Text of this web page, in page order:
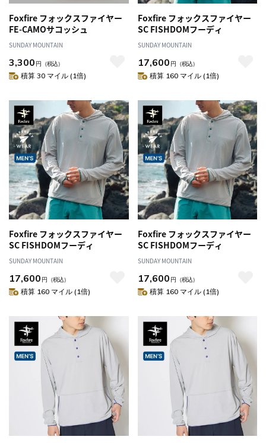
Foxfire フォックスファイヤー
FE-CAMOサコッシュ
SUNDAY MOUNTAIN
3,300 円 （税込）
積算 30 マイル (1倍)
Foxfire フォックスファイヤー
SC FISHDOMフーディ
SUNDAY MOUNTAIN
17,600 円 （税込）
積算 160 マイル (1倍)
Foxfire フォックスファイヤー
SC FISHDOMフーディ
SUNDAY MOUNTAIN
17,600 円 （税込）
積算 160 マイル (1倍)
Foxfire フォックスファイヤー
SC FISHDOMフーディ
SUNDAY MOUNTAIN
17,600 円 （税込）
積算 160 マイル (1倍)